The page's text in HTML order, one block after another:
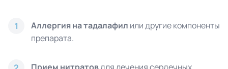
1 Аллергия на тадалафил или другие компоненты
препарата.